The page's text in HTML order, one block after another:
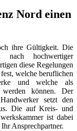
Nord einen
ihre Gültigkeit. Die
nach hochwertiger
diese Regelungen
welche beruflichen
und welche als
werden können. Der
setzt den
Die auf Kreis- und
ist dabei
Ansprechpartner.